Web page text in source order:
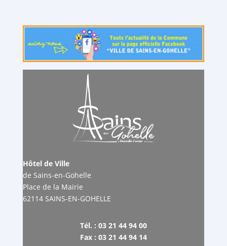
Hôtel de Ville
de Sains-en-Gohelle
Place de la Mairie
62114 SAINS-EN-GOHELLE
Tél. : 03 21 44 94 00
Fax : 03 21 44 94 14